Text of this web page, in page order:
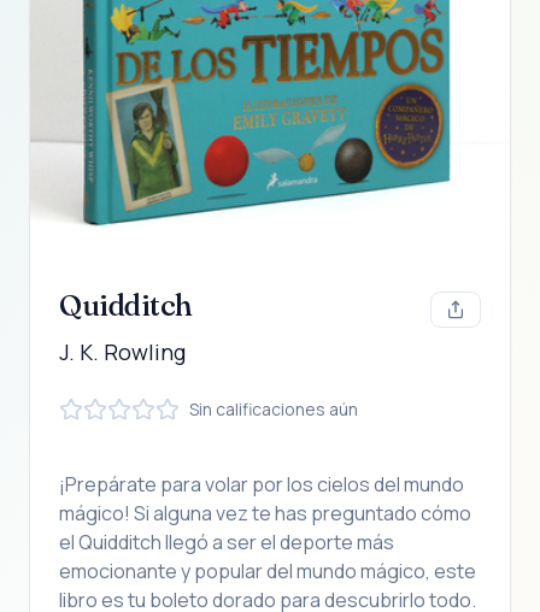
Quidditch
J. K. Rowling
Sin calificaciones aún
¡Prepárate para volar por los cielos del mundo
mágico! Si alguna vez te has preguntado cómo
el Quidditch llegó a ser el deporte más
emocionante y popular del mundo mágico, este
libro es tu boleto dorado para descubrirlo todo.